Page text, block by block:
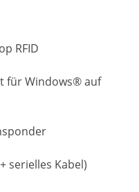
RFID
für Windows® auf
serielles Kabel)